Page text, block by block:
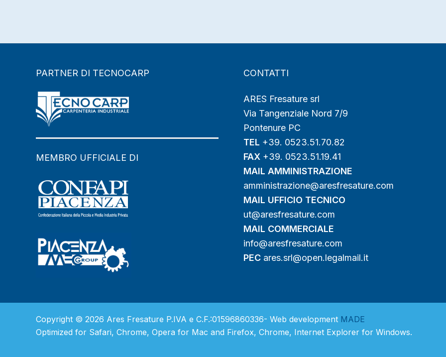
PARTNER DI TECNOCARP
MEMBRO UFFICIALE DI
CONTATTI
ARES Fresature srl
Via Tangenziale Nord 7/9
Pontenure PC
TEL +39. 0523.51.70.82
FAX+39. 0523.51.19.41
MAIL AMMINISTRAZIONE
amministrazione@aresfresature.com
MAIL UFFICIO TECNICO
ut@aresfresature.com
MAIL COMMERCIALE
info@aresfresature.com
PECares.srl@open.legalmail.it
Copyright © 2026 Ares Fresature P.IVA e C.F.:01596860336- Web development MADE
Optimized for Safari, Chrome, Opera for Mac and Firefox, Chrome, Internet Explorer for Windows.